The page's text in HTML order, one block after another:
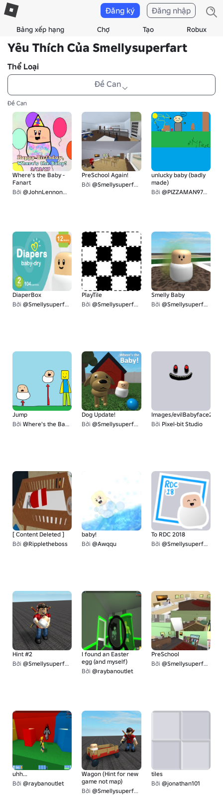
Bảng xếp hạng Chợ Tạo Robux
Đăng ký Đăng nhập
Yêu Thích Của Smellysuperfart
Thể Loại
Đề Can
Đề Can
Where's the Baby -
Fanart
Bởi @JohnLennonQuickscope
PreSchool Again!
Bởi @Smellysuperfart
unlucky baby (badly
made)
Bởi @PIZZAMAN9753
DiaperBox
Bởi @Smellysuperfart
PlayTile
Bởi @Smellysuperfart
Smelly Baby
Bởi @Smellysuperfart
Jump
Bởi Where's the Baby Fan Club
Dog Update!
Bởi @Smellysuperfart
Images/evilBabyface2
Bởi Pixel-bit Studio
[ Content Deleted ]
Bởi @Rippletheboss
baby!
Bởi @Awqqu
To RDC 2018
Bởi @Smellysuperfart
Hint #2
Bởi @Smellysuperfart
I found an Easter
egg (and myself)
Bởi @raybanoutlet
PreSchool
Bởi @Smellysuperfart
uhh...
Bởi @raybanoutlet
Wagon (Hint for new
game not map)
Bởi @Smellysuperfart
tiles
Bởi @jonathan101